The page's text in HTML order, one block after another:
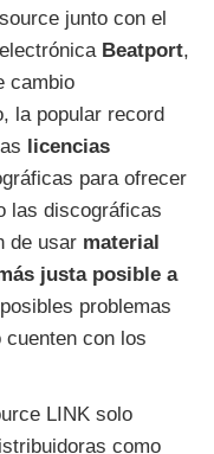
junto con el
Beatport,
cambio
la popular record
licencias
para ofrecer
las discográficas
de usar material
justa posible a
problemas
cuenten con los
LINK solo
como